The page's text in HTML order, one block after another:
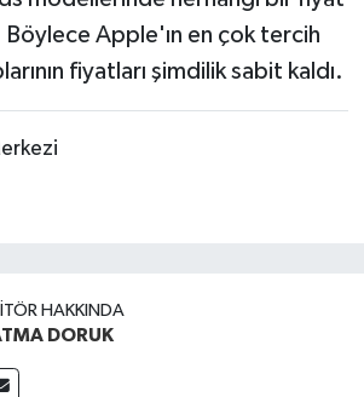
Böylece Apple'ın en çok tercih
fiyatları şimdilik sabit kaldı.
HAKKINDA
DORUK